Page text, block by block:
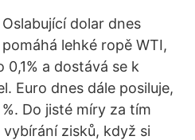
Oslabující dolar dnes
pomáhá lehké ropě WTI,
a dostává se k
Euro dnes dále posiluje,
Do jisté míry za tím
zisků, když si